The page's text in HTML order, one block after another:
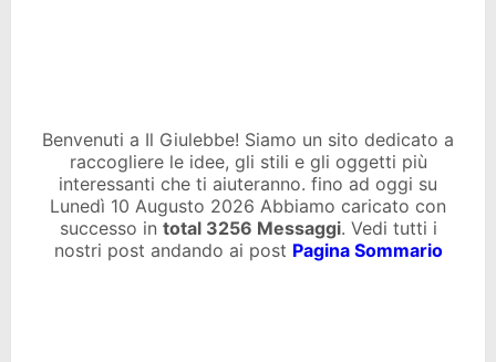
Benvenuti a Il Giulebbe! Siamo un sito dedicato a
raccogliere le idee, gli stili e gli oggetti più
interessanti che ti aiuteranno. fino ad oggi su
Lunedì 10 Augusto 2026 Abbiamo caricato con
successo in total 3256 Messaggi. Vedi tutti i
nostri post andando ai post Pagina Sommario